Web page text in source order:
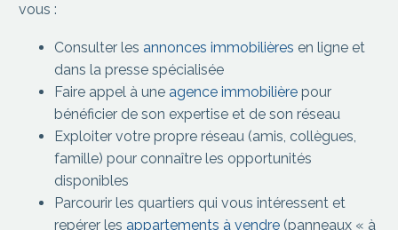
vous :
Consulter les annonces immobilières en ligne et
dans la presse spécialisée
Faire appel à une agence immobilière pour
bénéficier de son expertise et de son réseau
Exploiter votre propre réseau (amis, collègues,
famille) pour connaître les opportunités
disponibles
Parcourir les quartiers qui vous intéressent et
repérer les appartements à vendre (panneaux « à